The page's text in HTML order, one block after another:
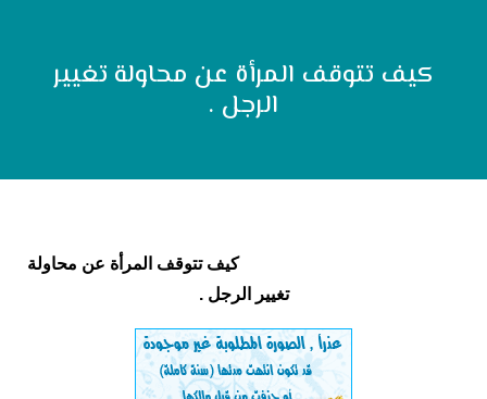
كيف تتوقف المرأة عن محاولة تغيير
الرجل .
كيف تتوقف المرأة عن محاولة
تغيير الرجل .